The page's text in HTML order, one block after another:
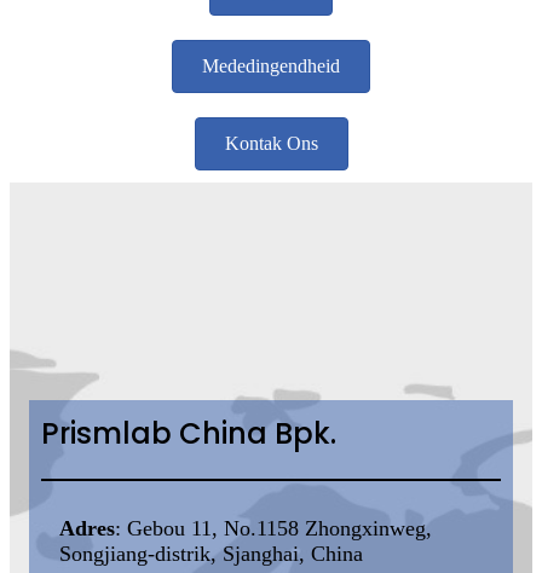
Mededingendheid
Kontak Ons
Prismlab China Bpk.
Adres: Gebou 11, No.1158 Zhongxinweg,
Songjiang-distrik, Sjanghai, China